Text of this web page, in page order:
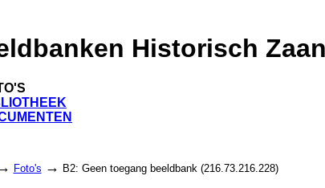
Historisch
Foto's → B2: Geen toegang beeldbank (216.73.216.228)